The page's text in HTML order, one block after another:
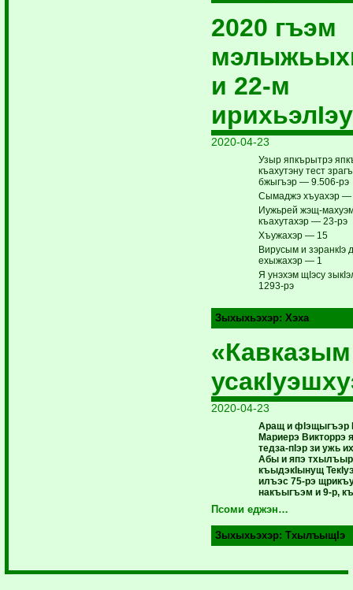
2020 гъэм
и 22-м
ирихьэлIэу
2020-04-23
Узыр япкърытрэ
къахутэну тест
бжыгъэр — 9.506-рэ
Сымаджэ хъуахэр —
Иужьрей жэщ-
къахутахэр — 23-рэ
Хъужахэр — 15
Вирусым и зэранкIэ
ехыжахэр — 1
Я унэхэм щIэсу
1293-рэ
Зыхыхьэхэр: Хэха
2020-04-23
Аращ и фIэщыгъэр
Мариерэ Викторрэ
тедза-пIэр зи ужь
Абы и япэ тхылъыр
къыдэкIынущ
илъэс 75-рэ
накъыгъэм и 9-р,
Псоми еджэн…
Зыхыхьэхэр: ТхылъыщIэ